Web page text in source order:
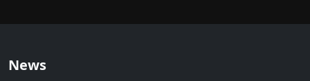
News